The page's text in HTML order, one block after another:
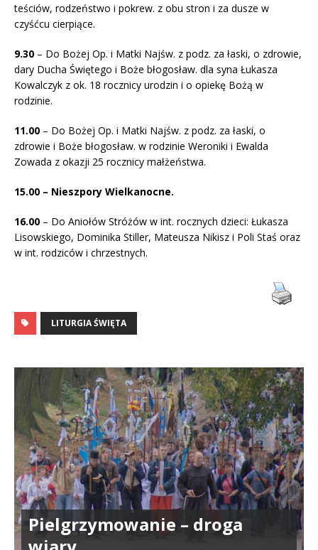
teściów, rodzeństwo i pokrew. z obu stron i za dusze w
czyśćcu cierpiące.
9.30 – Do Bożej Op. i Matki Najśw. z podz. za łaski, o zdrowie,
dary Ducha Świętego i Boże błogosław. dla syna Łukasza
Kowalczyk z ok. 18 rocznicy urodzin i o opiekę Bożą w
rodzinie.
11.00 – Do Bożej Op. i Matki Najśw. z podz. za łaski, o
zdrowie i Boże błogosław. w rodzinie Weroniki i Ewalda
Zowada z okazji 25 rocznicy małżeństwa.
15.00 – Nieszpory Wielkanocne.
16.00 – Do Aniołów Stróżów w int. rocznych dzieci: Łukasza
Lisowskiego, Dominika Stiller, Mateusza Nikisz i Poli Staś oraz
w int. rodziców i chrzestnych.
LITURGIA ŚWIĘTA
Pielgrzymowanie – droga